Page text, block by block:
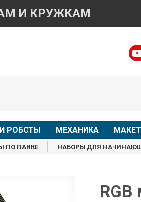
И КРУЖКАМ
РОБОТЫ МЕХАНИКА
ПО ПАЙКЕ НАБОРЫ ДЛЯ
RGB
товара
не обслуживаются
Менеджер
8 (499) 500-14-56